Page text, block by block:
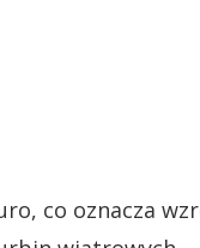
co oznacza